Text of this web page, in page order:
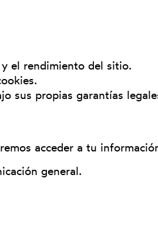
el rendimiento del sitio.
sus propias garantías
acceder a tu
general.